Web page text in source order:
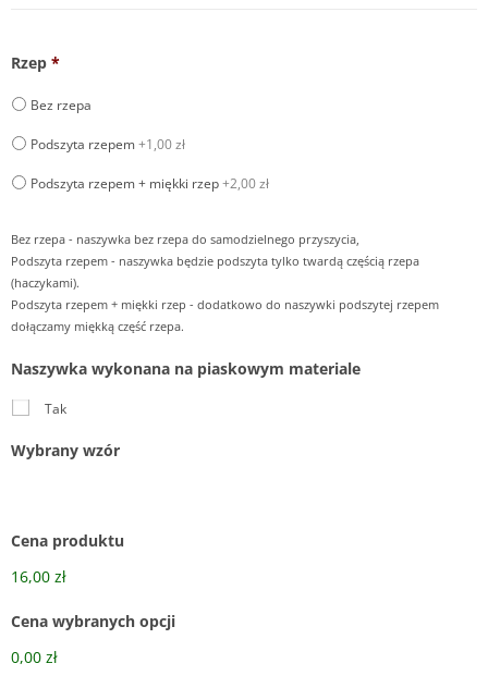
Rzep *
Bez rzepa
Podszyta rzepem+1,00 zł
Podszyta rzepem + miękki rzep+2,00 zł
Bez rzepa - naszywka bez rzepa do samodzielnego przyszycia,
Podszyta rzepem - naszywka będzie podszyta tylko twardą częścią rzepa
(haczykami).
Podszyta rzepem + miękki rzep - dodatkowo do naszywki podszytej rzepem
dołączamy miękką część rzepa.
Naszywka wykonana na piaskowym materiale
Tak
Wybrany wzór
Cena produktu
16,00 zł
Cena wybranych opcji
0,00 zł